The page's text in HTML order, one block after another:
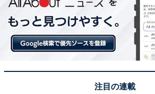
注目の連載